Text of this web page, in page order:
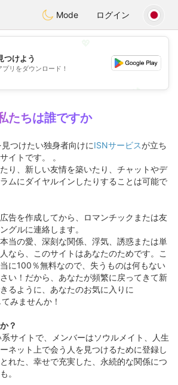
Weshrak
Mode ログイン
💕
つけよう
リをダウンロード！
たちは誰ですか
つけたい独身者向けにISNサービスが立ち
イトです。 。
り、新しい友情を築いたり、チャットやデ
ムにダイヤルインしたりすることは可能で
告を作成してから、ロマンチックまたは友
グルに連絡します。
当の愛、深刻な関係、浮気、誘惑または単
なら、このサイトはあなたのためです。こ
に100％無料なので、失うものは何もない
い！だから、あなたが頻繁に戻ってきて新
るように、あなたのお気に入りに
みませんか！
？
サイトで、メンバーはソウルメイト、人生
ネット上で会う人を見つけるために登録し
れた、幸せで充実した、永続的な関係につ
。